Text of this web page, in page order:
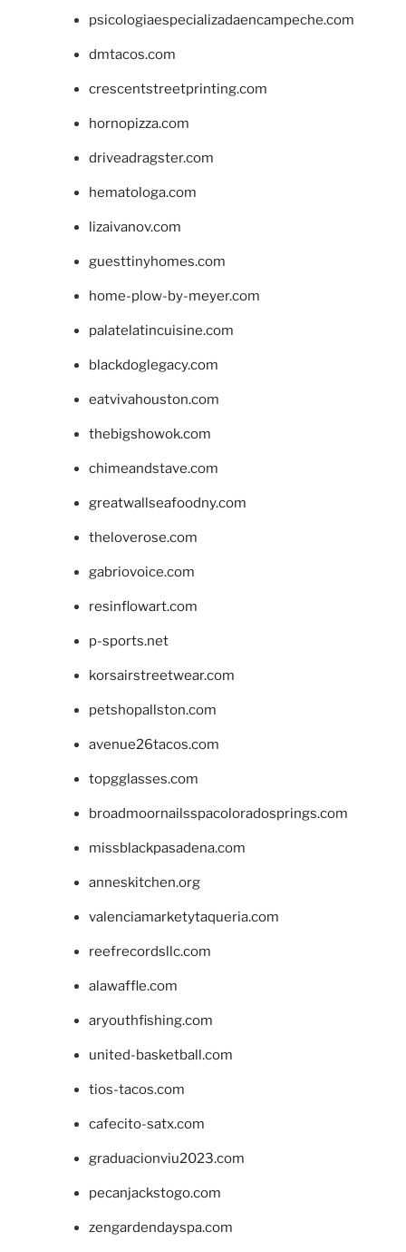
psicologiaespecializadaencampeche.com
dmtacos.com
crescentstreetprinting.com
hornopizza.com
driveadragster.com
hematologa.com
lizaivanov.com
guesttinyhomes.com
home-plow-by-meyer.com
palatelatincuisine.com
blackdoglegacy.com
eatvivahouston.com
thebigshowok.com
chimeandstave.com
greatwallseafoodny.com
theloverose.com
gabriovoice.com
resinflowart.com
p-sports.net
korsairstreetwear.com
petshopallston.com
avenue26tacos.com
topgglasses.com
broadmoornailsspacoloradosprings.com
missblackpasadena.com
anneskitchen.org
valenciamarketytaqueria.com
reefrecordsllc.com
alawaffle.com
aryouthfishing.com
united-basketball.com
tios-tacos.com
cafecito-satx.com
graduacionviu2023.com
pecanjackstogo.com
zengardendayspa.com